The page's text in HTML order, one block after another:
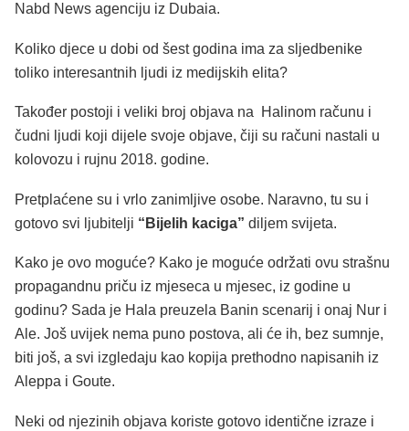
Nabd News agenciju iz Dubaia.
Koliko djece u dobi od šest godina ima za sljedbenike
toliko interesantnih ljudi iz medijskih elita?
Također postoji i veliki broj objava na Halinom računu i
čudni ljudi koji dijele svoje objave, čiji su računi nastali u
kolovozu i rujnu 2018. godine.
Pretplaćene su i vrlo zanimljive osobe. Naravno, tu su i
gotovo svi ljubitelji “Bijelih kaciga” diljem svijeta.
Kako je ovo moguće? Kako je moguće održati ovu strašnu
propagandnu priču iz mjeseca u mjesec, iz godine u
godinu? Sada je Hala preuzela Banin scenarij i onaj Nur i
Ale. Još uvijek nema puno postova, ali će ih, bez sumnje,
biti još, a svi izgledaju kao kopija prethodno napisanih iz
Aleppa i Goute.
Neki od njezinih objava koriste gotovo identične izraze i